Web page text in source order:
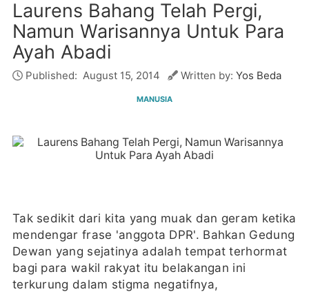
Laurens Bahang Telah Pergi,
Namun Warisannya Untuk Para
Ayah Abadi
Published: August 15, 2014 Written by: Yos Beda
MANUSIA
Tak sedikit dari kita yang muak dan geram ketika
mendengar frase 'anggota DPR'. Bahkan Gedung
Dewan yang sejatinya adalah tempat terhormat
bagi para wakil rakyat itu belakangan ini
terkurung dalam stigma negatifnya,